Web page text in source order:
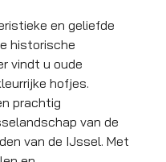
en geliefde
historische
vindt u oude
hofjes.
prachtig
van de
van de IJssel. Met